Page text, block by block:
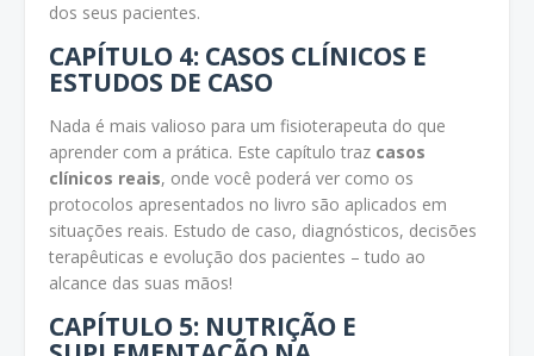
dos seus pacientes.
CAPÍTULO 4: CASOS CLÍNICOS E
ESTUDOS DE CASO
Nada é mais valioso para um fisioterapeuta do que
aprender com a prática. Este capítulo traz casos
clínicos reais, onde você poderá ver como os
protocolos apresentados no livro são aplicados em
situações reais. Estudo de caso, diagnósticos, decisões
terapêuticas e evolução dos pacientes – tudo ao
alcance das suas mãos!
CAPÍTULO 5: NUTRIÇÃO E